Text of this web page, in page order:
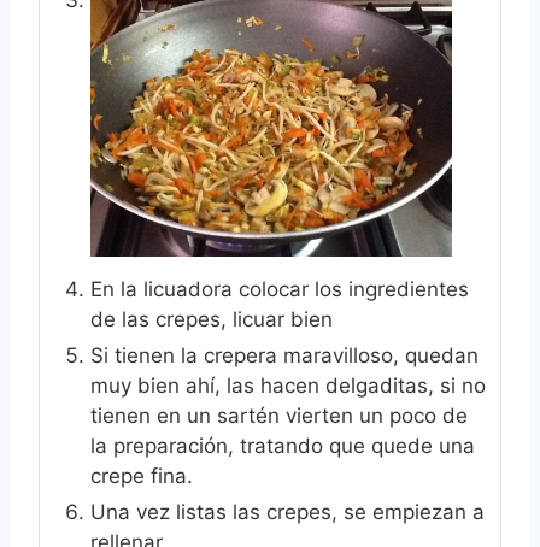
En la licuadora colocar los ingredientes
de las crepes, licuar bien
Si tienen la crepera maravilloso, quedan
muy bien ahí, las hacen delgaditas, si no
tienen en un sartén vierten un poco de
la preparación, tratando que quede una
crepe fina.
Una vez listas las crepes, se empiezan a
rellenar